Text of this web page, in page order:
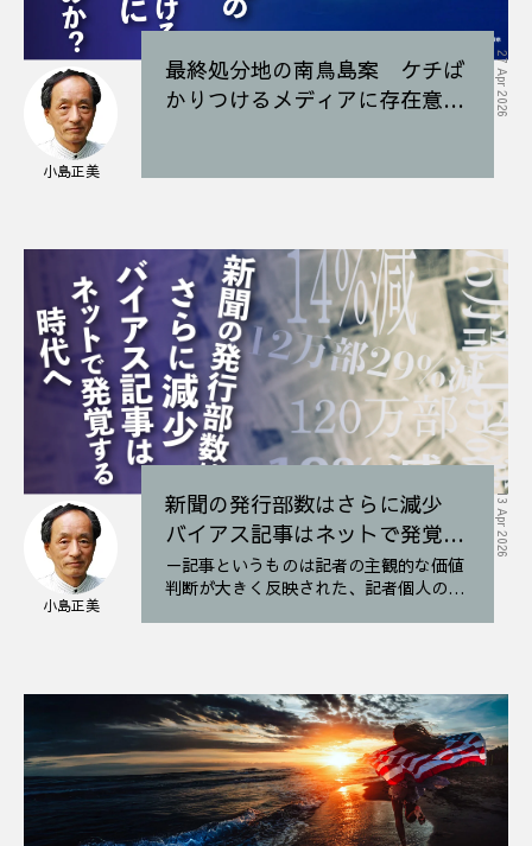
小島正美
最終処分地の南鳥島案 ケチば
かりつけるメディアに存在意義
27 Apr 2026
小島正美
新聞の発行部数はさらに減少
バイアス記事はネットで発覚す
る時代へ
－記事というものは記者の主観的な価値
判断が大きく反映された、記者個人のナ
13 Apr 2026